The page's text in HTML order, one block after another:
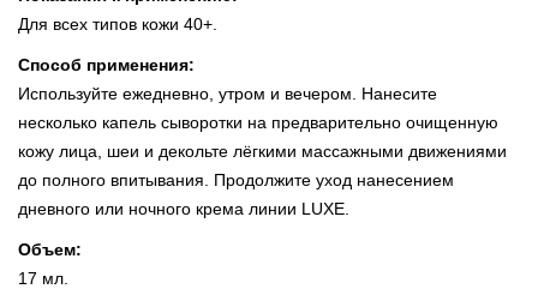
Для всех типов кожи 40+.
Способ применения:
Используйте ежедневно, утром и вечером. Нанесите
несколько капель сыворотки на предварительно очищенную
кожу лица, шеи и декольте лёгкими массажными движениями
до полного впитывания. Продолжите уход нанесением
дневного или ночного крема линии LUXE.
Объем:
17 мл.